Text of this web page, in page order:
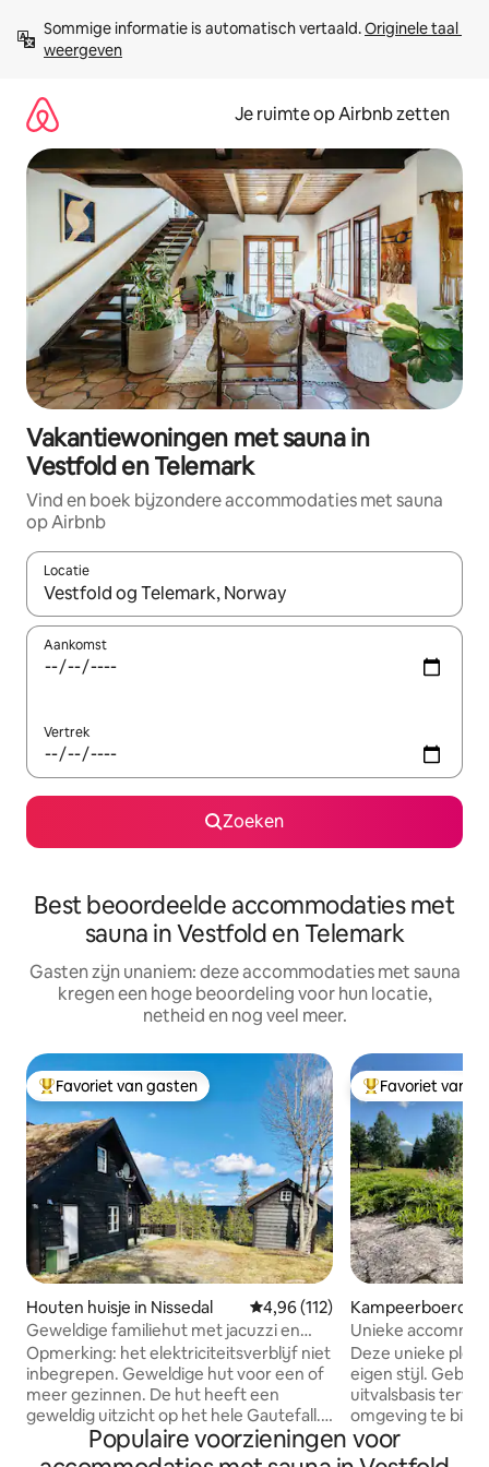
direct
naar
Sommige informatie is automatisch vertaald. Originele taal
weergeven
Je ruimte op Airbnb zetten
Vakantiewoningen met sauna in
Vestfold en Telemark
Vind en boek bijzondere accommodaties met sauna
op Airbnb
Locatie
Wanneer er suggesties beschikbaar zijn, maak je een keuze
Aankomst
Vertrek
Zoeken
Best beoordeelde accommodaties met
sauna in Vestfold en Telemark
Gasten zijn unaniem: deze accommodaties met sauna
kregen een hoge beoordeling voor hun locatie,
netheid en nog veel meer.
Topfavoriet van gasten
Favoriet van gasten
Houten huisje in Nissedal Gemiddelde beoordeling van
4,96 (112)
Geweldige familiehut met jacuzzi en
sauna.
Opmerking: het elektriciteitsverblijf niet
inbegrepen. Geweldige hut voor een of
meer gezinnen. De hut heeft een
geweldig uitzicht op het hele Gautefall.
Alle faciliteiten om je vakantie een
plezier te maken. Vier slaapkamers en
Topfavoriet van
Favoriet van
Unieke
boerderij, vlak bij
Deze unieke plek
eigen stijl.
uitvalsbasis
omgeving te
ritjes naar
ongeveer 10
Populaire voorzieningen voor